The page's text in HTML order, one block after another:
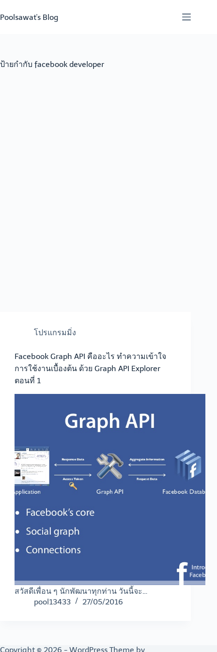
to
content
Poolsawat's Blog
ป้ายกำกับ facebook developer
โปรแกรมมิ่ง
Facebook Graph API คืออะไร ทำความเข้าใจ
การใช้งานเบื้องต้น ด้วย Graph API Explorer
ตอนที่ 1
สวัสดีเพื่อน ๆ นักพัฒนาทุกท่าน วันนี้จะ…
pool13433
27/05/2016
Copyright © 2026 - WordPress Theme by